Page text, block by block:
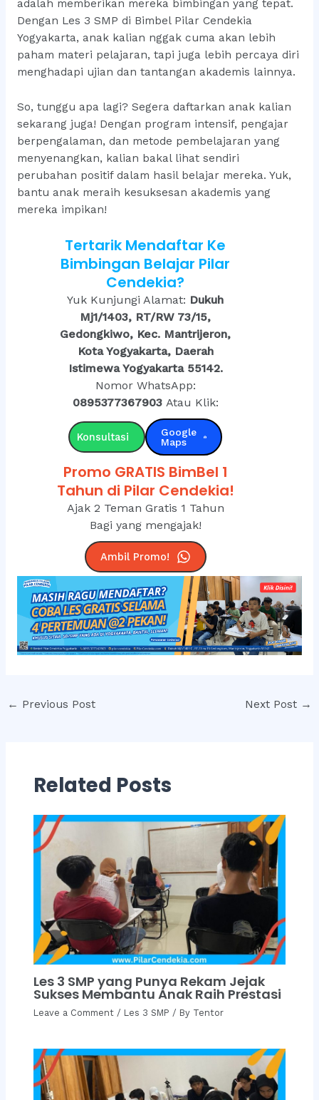
adalah memberikan mereka bimbingan yang tepat.
Dengan Les 3 SMP di Bimbel Pilar Cendekia
Yogyakarta, anak kalian nggak cuma akan lebih
paham materi pelajaran, tapi juga lebih percaya diri
menghadapi ujian dan tantangan akademis lainnya.
So, tunggu apa lagi? Segera daftarkan anak kalian
sekarang juga! Dengan program intensif, pengajar
berpengalaman, dan metode pembelajaran yang
menyenangkan, kalian bakal lihat sendiri
perubahan positif dalam hasil belajar mereka. Yuk,
bantu anak meraih kesuksesan akademis yang
mereka impikan!
Tertarik Mendaftar Ke
Bimbingan Belajar Pilar
Cendekia?
Yuk Kunjungi Alamat: Dukuh
Mj1/1403, RT/RW 73/15,
Gedongkiwo, Kec. Mantrijeron,
Kota Yogyakarta, Daerah
Istimewa Yogyakarta 55142.
Nomor WhatsApp:
0895377367903 Atau Klik:
Konsultasi
Google
Maps
Promo GRATIS BimBel 1
Tahun di Pilar Cendekia!
Ajak 2 Teman Gratis 1 Tahun
Bagi yang mengajak!
Ambil Promo!
Post
← Previous Post Next Post →
Related Posts
Les 3 SMP yang Punya Rekam Jejak
Sukses Membantu Anak Raih Prestasi
Leave a Comment / Les 3 SMP / By Tentor